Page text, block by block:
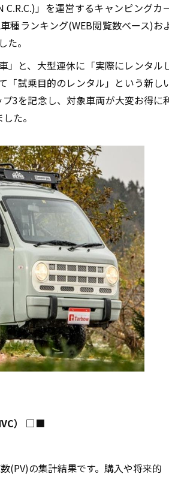
」を運営するキャンピングカ
種ランキング(WEB閲覧数ベース)お
。
」と、大型連休に「実際にレンタル
「試乗目的のレンタル」という新し
3を記念し、対象車両が大変お得に
た。
） □■
(PV)の集計結果です。購入や将来的